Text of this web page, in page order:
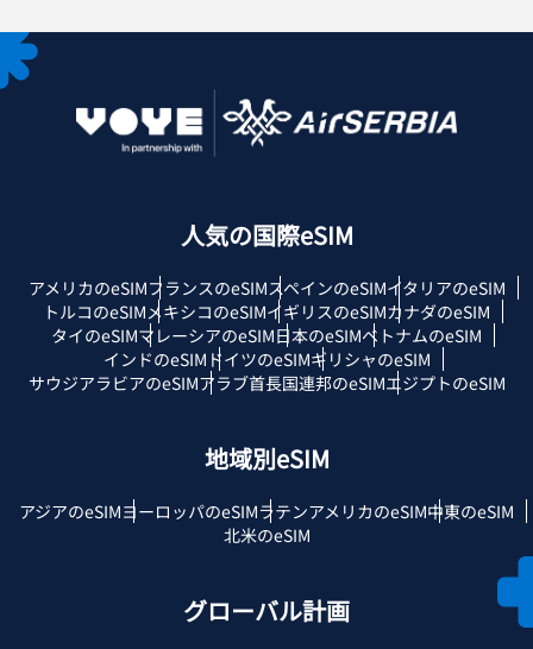
人気の国際eSIM
アメリカのeSIMフランスのeSIMスペインのeSIMイタリアのeSIM
トルコのeSIM メキシコのeSIMイギリスのeSIMカナダのeSIM
タイのeSIMマレーシアのeSIM日本のeSIMベトナムのeSIM
インドのeSIM ドイツのeSIMギリシャのeSIM
サウジアラビアのeSIMアラブ首長国連邦のeSIMエジプトのeSIM
地域別eSIM
アジアのeSIMヨーロッパのeSIMラテンアメリカのeSIM中東のeSIM
北米のeSIM
グローバル計画